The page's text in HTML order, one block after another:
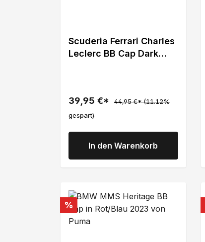
Scuderia Ferrari Charles
Leclerc BB Cap Dark
39,95 €* 44,95 €*(11.12%
gespart)
In den Warenkorb
Rabatt
%